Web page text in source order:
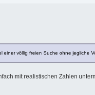
völlig freien Suche ohne jegliche
mit realistischen Zahlen